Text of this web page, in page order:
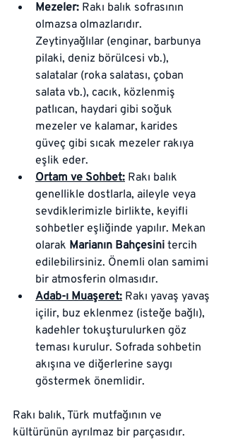
Mezeler: Rakı balık sofrasının
olmazsa olmazlarıdır.
Zeytinyağlılar (enginar, barbunya
pilaki, deniz börülcesi vb.),
salatalar (roka salatası, çoban
salata vb.), cacık, közlenmiş
patlıcan, haydari gibi soğuk
mezeler ve kalamar, karides
güveç gibi sıcak mezeler rakıya
eşlik eder.
Ortam ve Sohbet: Rakı balık
genellikle dostlarla, aileyle veya
sevdiklerimizle birlikte, keyifli
sohbetler eşliğinde yapılır. Mekan
olarak Marianın Bahçesini tercih
edilebilirsiniz. Önemli olan samimi
bir atmosferin olmasıdır.
Adab-ı Muaşeret: Rakı yavaş yavaş
içilir, buz eklenmez (isteğe bağlı),
kadehler tokuşturulurken göz
teması kurulur. Sofrada sohbetin
akışına ve diğerlerine saygı
göstermek önemlidir.
Rakı balık, Türk mutfağının ve
kültürünün ayrılmaz bir parçasıdır.